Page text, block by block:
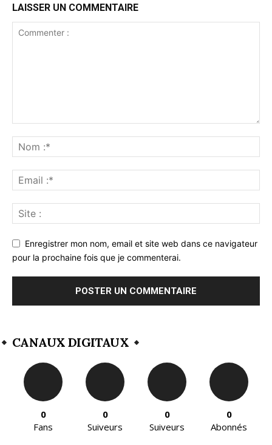
LAISSER UN COMMENTAIRE
Enregistrer mon nom, email et site web dans ce navigateur
pour la prochaine fois que je commenterai.
CANAUX DIGITAUX
0
Fans
0
Suiveurs
0
Suiveurs
0
Abonnés